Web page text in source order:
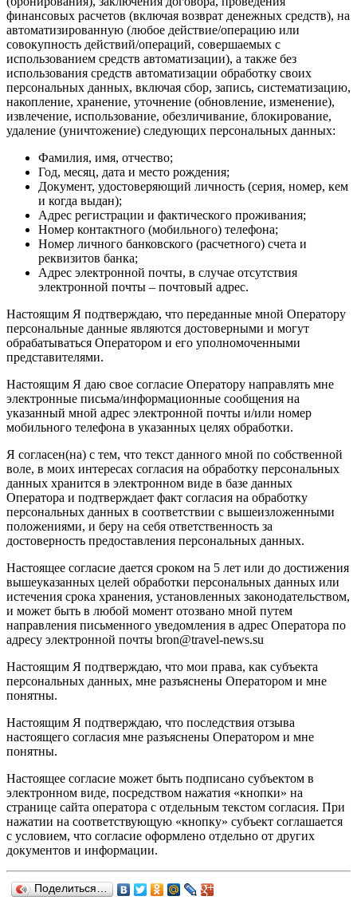
финансовых расчетов (включая возврат денежных средств), на
автоматизированную (любое действие/операцию или
совокупность действий/операций, совершаемых с
использованием средств автоматизации), а также без
использования средств автоматизации обработку своих
персональных данных, включая сбор, запись, систематизацию,
накопление, хранение, уточнение (обновление, изменение),
извлечение, использование, обезличивание, блокирование,
удаление (уничтожение) следующих персональных данных:
Фамилия, имя, отчество;
Год, месяц, дата и место рождения;
Документ, удостоверяющий личность (серия, номер, кем
и когда выдан);
Адрес регистрации и фактического проживания;
Номер контактного (мобильного) телефона;
Номер личного банковского (расчетного) счета и
реквизитов банка;
Адрес электронной почты, в случае отсутствия
электронной почты – почтовый адрес.
Настоящим Я подтверждаю, что переданные мной Оператору
персональные данные являются достоверными и могут
обрабатываться Оператором и его уполномоченными
представителями.
Настоящим Я даю свое согласие Оператору направлять мне
электронные письма/информационные сообщения на
указанный мной адрес электронной почты и/или номер
мобильного телефона в указанных целях обработки.
Я согласен(на) с тем, что текст данного мной по собственной
воле, в моих интересах согласия на обработку персональных
данных хранится в электронном виде в базе данных
Оператора и подтверждает факт согласия на обработку
персональных данных в соответствии с вышеизложенными
положениями, и беру на себя ответственность за
достоверность предоставления персональных данных.
Настоящее согласие дается сроком на 5 лет или до достижения
вышеуказанных целей обработки персональных данных или
истечения срока хранения, установленных законодательством,
и может быть в любой момент отозвано мной путем
направления письменного уведомления в адрес Оператора по
адресу электронной почты bron@travel-news.su
Настоящим Я подтверждаю, что мои права, как субъекта
персональных данных, мне разъяснены Оператором и мне
понятны.
Настоящим Я подтверждаю, что последствия отзыва
настоящего согласия мне разъяснены Оператором и мне
понятны.
Настоящее согласие может быть подписано субъектом в
электронном виде, посредством нажатия «кнопки» на
странице сайта оператора с отдельным текстом согласия. При
нажатии на соответствующую «кнопку» субъект соглашается
с условием, что согласие оформлено отдельно от других
документов и информации.
Поделиться…